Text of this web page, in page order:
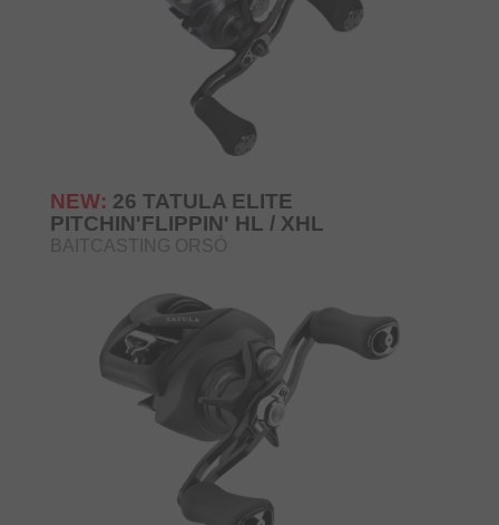
NEW: 26 TATULA ELITE
PITCHIN'FLIPPIN' HL / XHL
BAITCASTING ORSÓ